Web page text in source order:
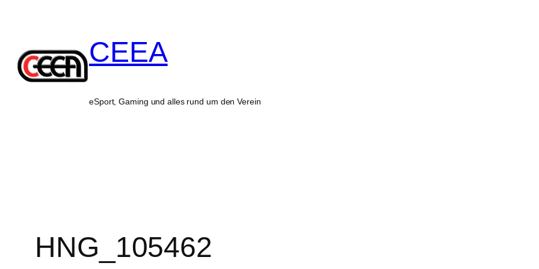
springen
CEEA
eSport, Gaming und alles rund um den Verein
HNG_105462